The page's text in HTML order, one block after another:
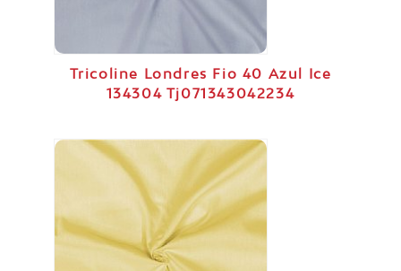
Tricoline Londres Fio 40 Azul Ice
134304 Tj071343042234